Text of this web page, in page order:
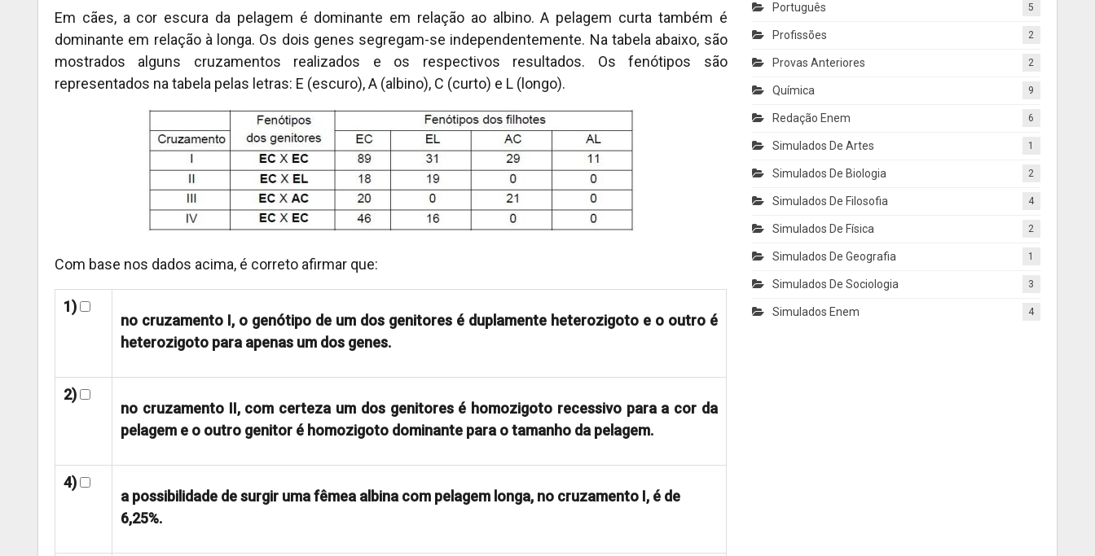
Em cães, a cor escura da pelagem é dominante em relação ao albino. A pelagem curta também é
dominante em relação à longa. Os dois genes segregam-se independentemente. Na tabela abaixo, são
mostrados alguns cruzamentos realizados e os respectivos resultados. Os fenótipos são
representados na tabela pelas letras: E (escuro), A (albino), C (curto) e L (longo).
Com base nos dados acima, é correto afirmar que:
1)
no cruzamento I, o genótipo de um dos genitores é duplamente heterozigoto e o outro é
heterozigoto para apenas um dos genes.
2)
no cruzamento II, com certeza um dos genitores é homozigoto recessivo para a cor da
pelagem e o outro genitor é homozigoto dominante para o tamanho da pelagem.
4)
a possibilidade de surgir uma fêmea albina com pelagem longa, no cruzamento I, é de
6,25%.
Português 5
Profissões 2
Provas Anteriores 2
Química 9
Redação Enem 6
Simulados De Artes 1
Simulados De Biologia 2
Simulados De Filosofia 4
Simulados De Física 2
Simulados De Geografia 1
Simulados De Sociologia 3
Simulados Enem 4